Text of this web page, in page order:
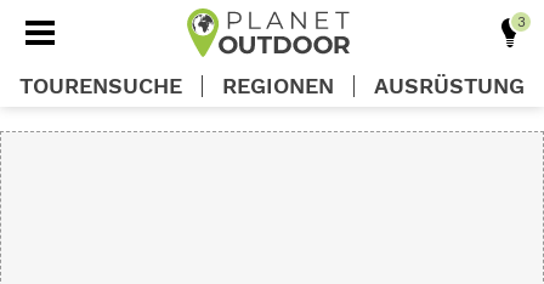
TOURENSUCHE REGIONEN AUSRÜSTUNG